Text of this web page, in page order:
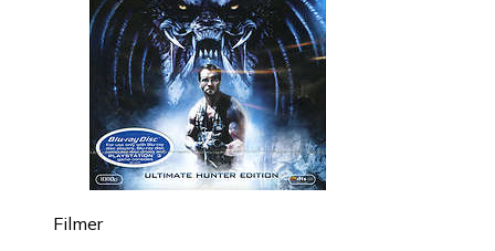
Filmer